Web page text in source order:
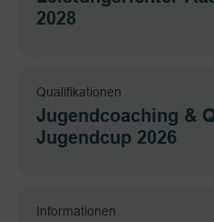
2028
Qualifikationen
Jugendcoaching &
Jugendcup 2026
Informationen